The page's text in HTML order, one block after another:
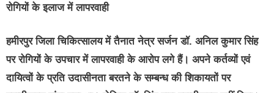
रोगियों के इलाज में लापरवाही
हमीरपुर जिला चिकित्सालय में तैनात नेत्र सर्जन डॉ. अनिल कुमार सिंह
पर रोगियों के उपचार में लापरवाही के आरोप लगे हैं। अपने कर्तव्यों एवं
दायित्वों के प्रति उदासीनता बरतने के सम्बन्ध की शिकायतों पर